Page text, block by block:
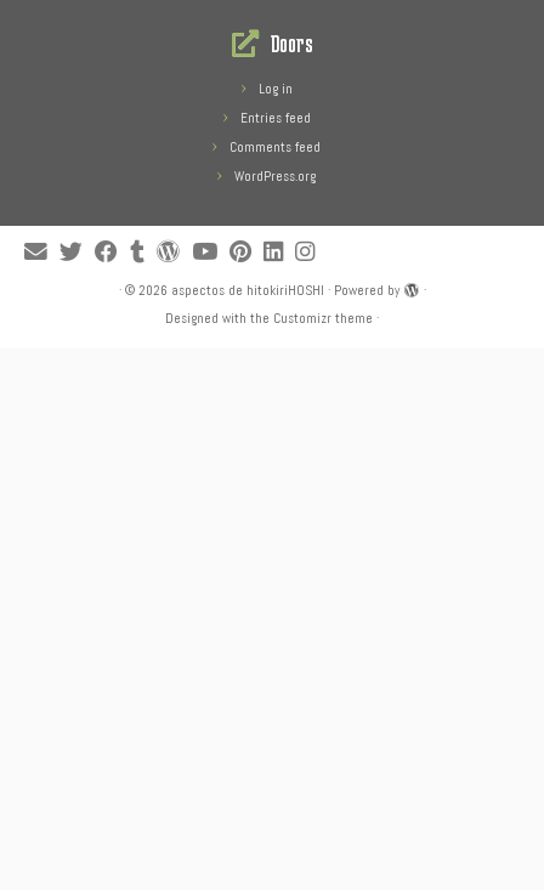
Doors
Log in
Entries feed
Comments feed
WordPress.org
· © 2026 aspectos de hitokiriHOSHI · Powered by
·
Designed with the Customizr theme ·